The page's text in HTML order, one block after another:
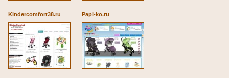
Kindercomfort38.ru Papi-ko.ru